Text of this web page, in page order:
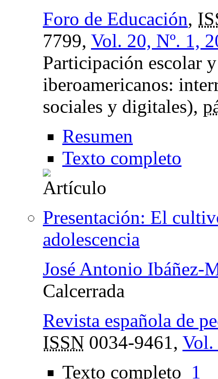
Foro de Educación,
7799, Vol. 20, Nº. 1,
Participación escolar
iberoamericanos:
sociales y digitales),
Resumen
Texto completo
Presentación: El
adolescencia
José Antonio Ibáñez-
Calcerrada
Revista española de
ISSN 0034-9461, Vol.
Texto completo 1